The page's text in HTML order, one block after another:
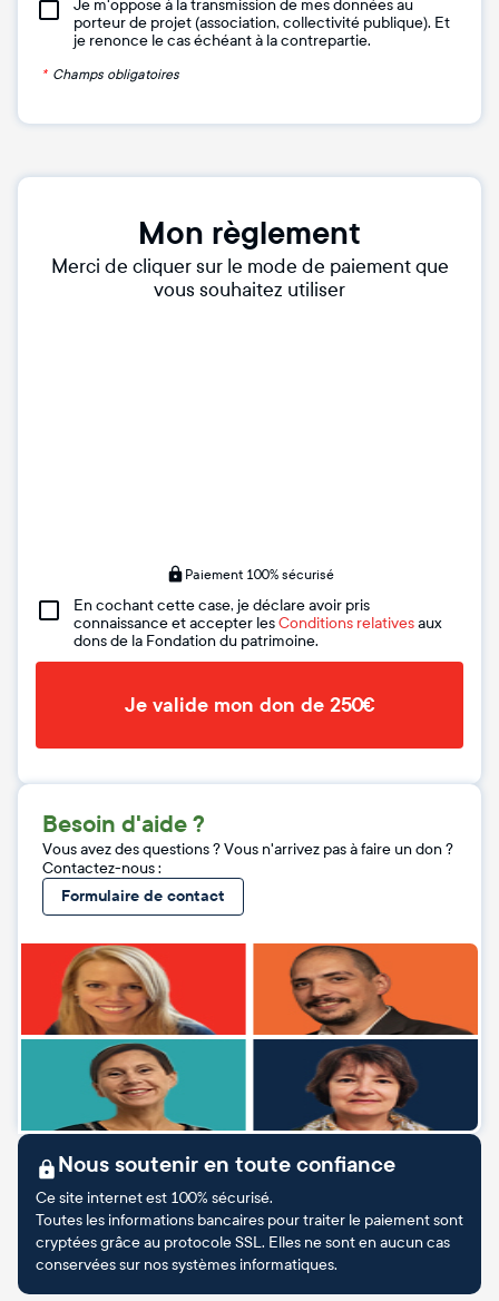
Je m'oppose à la transmission de mes données au
porteur de projet (association, collectivité publique). Et
je renonce le cas échéant à la contrepartie.
* Champs obligatoires
Mon règlement
Merci de cliquer sur le mode de paiement que
vous souhaitez utiliser
Paiement 100% sécurisé
En cochant cette case, je déclare avoir pris
connaissance et accepter lesConditions relativesaux
dons de la Fondation du patrimoine.
Je valide mon don de 250€
Besoin d'aide ?
Vous avez des questions ? Vous n'arrivez pas à faire un don ?
Contactez-nous :
Formulaire de contact
Nous soutenir en toute confiance
Ce site internet est 100% sécurisé.
Toutes les informations bancaires pour traiter le paiement sont
cryptées grâce au protocole SSL. Elles ne sont en aucun cas
conservées sur nos systèmes informatiques.